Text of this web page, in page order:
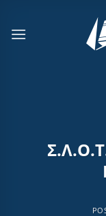
περιεχόμενο